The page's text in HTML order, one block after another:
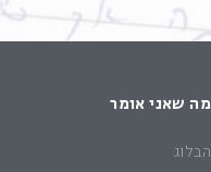
מה שאני אומר
הבלוג